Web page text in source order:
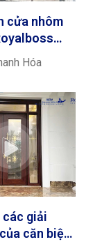
cửa nhôm
trắc kích
x 3m
Hóa
các giải
căn biệt